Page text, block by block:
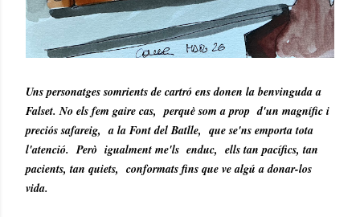
Uns personatges somrients de cartró ens donen la benvinguda a
Falset. No els fem gaire cas, perquè som a prop d'un magnífic i
preciós safareig, a la Font del Batlle, que se'ns emporta tota
l'atenció. Però igualment me'ls enduc, ells tan pacífics, tan
pacients, tan quiets, conformats fins que ve algú a donar-los
vida.